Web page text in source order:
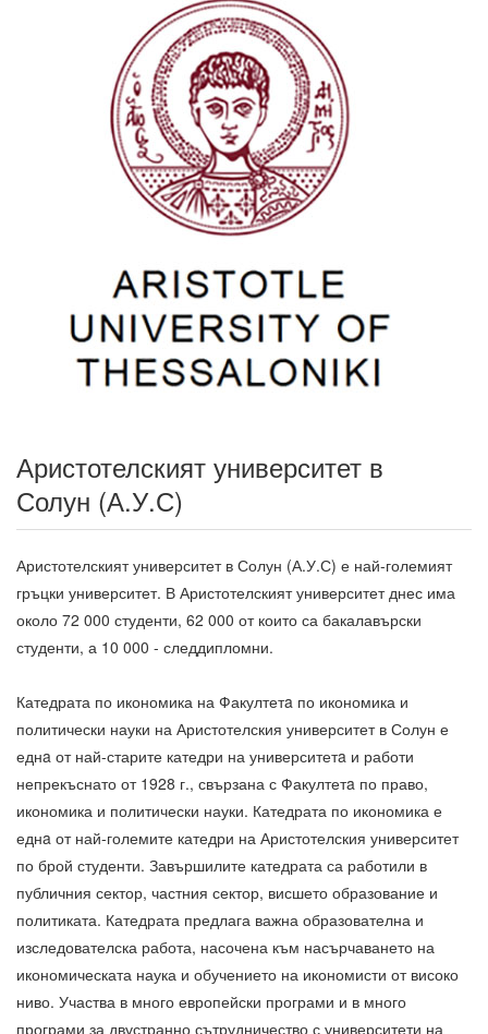
Аристотелският университет в
Солун (А.У.С)
Аристотелският университет в Солун (А.У.С) е най-големият
гръцки университет. В Аристотелският университет днес има
около 72 000 студенти, 62 000 от които са бакалавърски
студенти, а 10 000 - следдипломни.
Катедрата по икономика на Факултетa по икономика и
политически науки на Аристотелския университет в Солун е
еднa от най-старите катедри на университетa и работи
непрекъснато от 1928 г., свързана с Факултетa по право,
икономика и политически науки. Катедрата по икономика е
еднa от най-големите катедри на Аристотелския университет
по брой студенти. Завършилите катедрата са работили в
публичния сектор, частния сектор, висшето образование и
политиката. Катедрата предлага важна образователна и
изследователска работа, насочена към насърчаването на
икономическата наука и обучението на икономисти от високо
ниво. Участва в много европейски програми и в много
програми за двустранно сътрудничество с университети на